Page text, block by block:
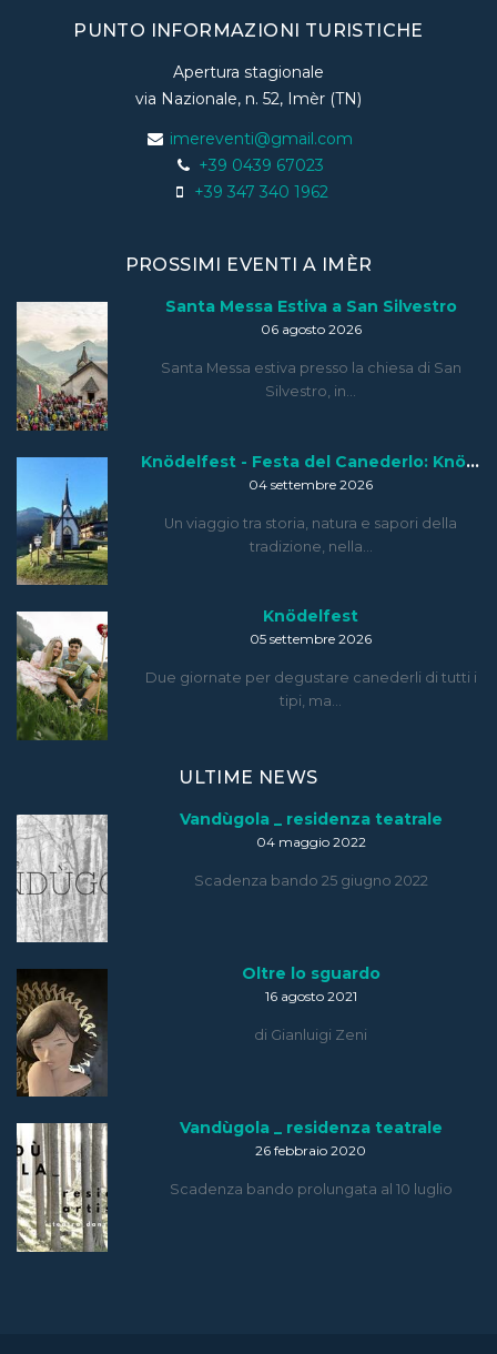
PUNTO INFORMAZIONI TURISTICHE
Apertura stagionale
via Nazionale, n. 52, Imèr (TN)
imereventi@gmail.com
+39 0439 67023
+39 347 340 1962
PROSSIMI EVENTI A IMÈR
Santa Messa Estiva a San Silvestro
06 agosto 2026
Santa Messa estiva presso la chiesa di San
Silvestro, in…
Knödelfest - Festa del Canederlo: Knödelfest Tour
04 settembre 2026
Un viaggio tra storia, natura e sapori della
tradizione, nella…
Knödelfest
05 settembre 2026
Due giornate per degustare canederli di tutti i
tipi, ma…
ULTIME NEWS
Vandùgola _ residenza teatrale
04 maggio 2022
Scadenza bando 25 giugno 2022
Oltre lo sguardo
16 agosto 2021
di Gianluigi Zeni
Vandùgola _ residenza teatrale
26 febbraio 2020
Scadenza bando prolungata al 10 luglio